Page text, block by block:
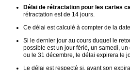
Délai de rétractation pour les cartes
rétractation est de 14 jours.
Ce délai est calculé à compter de la
Si le dernier jour au cours duquel le
possible est un jour férié, un samedi,
ou le 31 décembre, le délai expirera le
Le délai est respecté si, avant son